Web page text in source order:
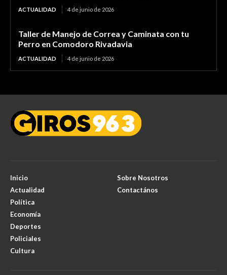
ACTUALIDAD 4 de junio de 2026
Taller de Manejo de Correa y Caminata con tu
Perro en Comodoro Rivadavia
ACTUALIDAD 4 de junio de 2026
Inicio
Actualidad
Política
Economía
Deportes
Policiales
Cultura
Sobre Nosotros
Contactános